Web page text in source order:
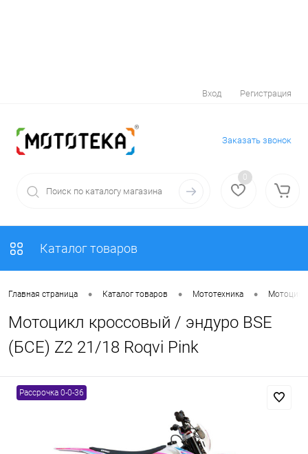
Вход Регистрация
Заказать звонок
0
Каталог товаров
Главная страница • Каталог товаров • Мототехника •
Мотоцикл кроссовый / эндуро BSE
(БСЕ) Z2 21/18 Roqvi Pink
Рассрочка 0-0-36